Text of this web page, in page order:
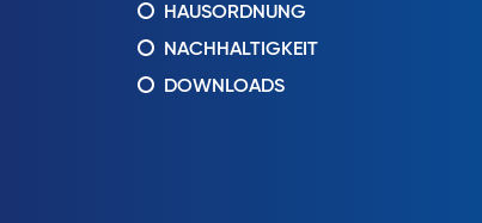
HAUSORDNUNG
NACHHALTIGKEIT
DOWNLOADS